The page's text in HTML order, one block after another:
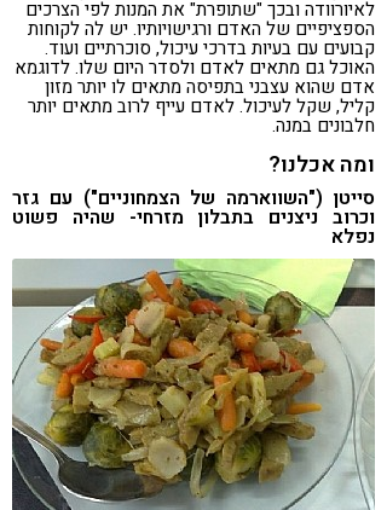
לאיורוודה ובכך "שתופרת" את המנות לפי הצרכים
הספציפיים של האדם ורגישויותיו. יש לה לקוחות
קבועים עם בעיות בדרכי עיכול, סוכרתיים ועוד.
האוכל גם מתאים לאדם ולסדר היום שלו. לדוגמא
אדם שהוא עצבני בתפיסה מתאים לו יותר מזון
קליל, שקל לעיכול. לאדם עייף לרוב מתאים יותר
חלבונים במנה.
ומה אכלנו?
סייטן ("השווארמה של הצמחוניים") עם גזר
וכרוב ניצנים בתבלון מזרחי- שהיה פשוט
נפלא